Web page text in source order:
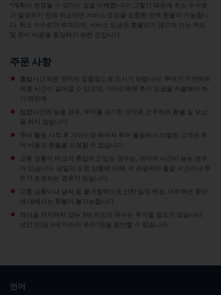
*계획이 변경될 수 있다는 점을 이해합니다! 그렇기 때문에 취소 수수료
가 발생하기 전에 취소하면 서비스 요금을 포함한 전액 환불이 가능합니
다. 취소 수수료가 부과되면, 서비스 요금은 환불되지 않으며 이는 처리
및 준비 비용을 충당하기 위한 것입니다.
주문 사항
출발시간 15분 전까지 집합장소로 오시기 바랍니다. 투어가 지연되어
최종 시간이 길어질 수 있으며, 가이드에게 추가 요금을 지불해야 하
기 때문에
집합시간에 늦을 경우, 투어를 포기한 것으로 간주하여 환불 및 보상
을 하지 않습니다.
투어 활동 시작 후 가이드와 헤어져 투어 활동에서 이탈한 고객은 투
어 비용의 환불을 요청할 수 없습니다.
교통 상황이 비교적 혼잡하고 있는 경우는, 귀가의 시간이 늦는 경우
가 있습니다. 당일의 도로 상황에 의해, 각 관광지의 출발 시간이나 루
트가 조정되는 경우가 있습니다.
교통 상황이나 날씨 등 불가항력으로 인한 일정 변경, 어트랙션 중단
에 대해서는 환불이 불가능합니다.
좌석을 차지하지 않는 3세 미만의 유아는 추가할 필요가 없습니다.
성인 1인당 3세 미만의 유아 1명을 동반할 수 있습니다.
언어